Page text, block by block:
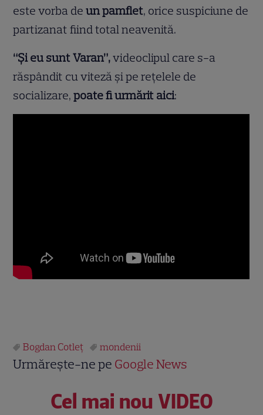
este vorba deun pamflet, orice suspiciune de
partizanat fiind total neavenită.
“Şi eu sunt Varan”,videoclipul care s-a
răspândit cu viteză şi pe reţelele de
socializare,poate fi urmărit aici:
Bogdan Cotleț mondenii
Urmărește-ne pe Google News
Cel mai nou VIDEO